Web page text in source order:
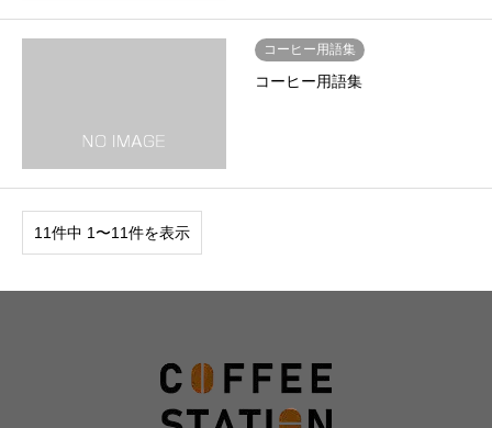
コーヒー用語集
コーヒー用語集
11件中 1〜11件を表示